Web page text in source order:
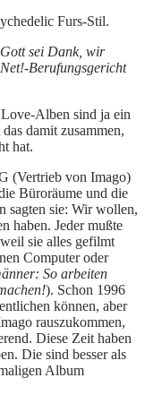
Furs-Stil.
Gott sei Dank, wir
Berufungsgericht
Alben sind ja ein
damit zusammen,
hat.
(Vertrieb von Imago)
Büroräume und die
sagten sie: Wir wollen,
haben. Jeder mußte
sie alles gefilmt
Computer oder
So arbeiten
). Schon 1996
können, aber
rauszukommen,
Diese Zeit haben
Die sind besser als
Album